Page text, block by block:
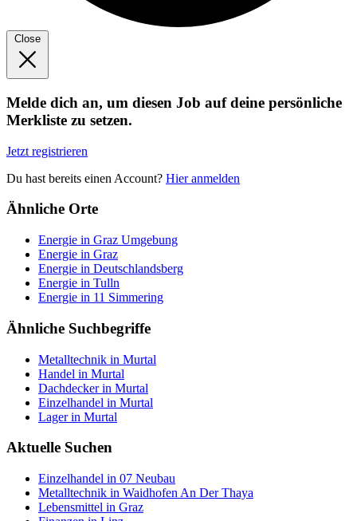
Close
Melde dich an, um diesen Job auf deine persönliche
Merkliste zu setzen.
Jetzt registrieren
Du hast bereits einen Account? Hier anmelden
Ähnliche Orte
Energie in Graz Umgebung
Energie in Graz
Energie in Deutschlandsberg
Energie in Tulln
Energie in 11 Simmering
Ähnliche Suchbegriffe
Metalltechnik in Murtal
Handel in Murtal
Dachdecker in Murtal
Einzelhandel in Murtal
Lager in Murtal
Aktuelle Suchen
Einzelhandel in 07 Neubau
Metalltechnik in Waidhofen An Der Thaya
Lebensmittel in Graz